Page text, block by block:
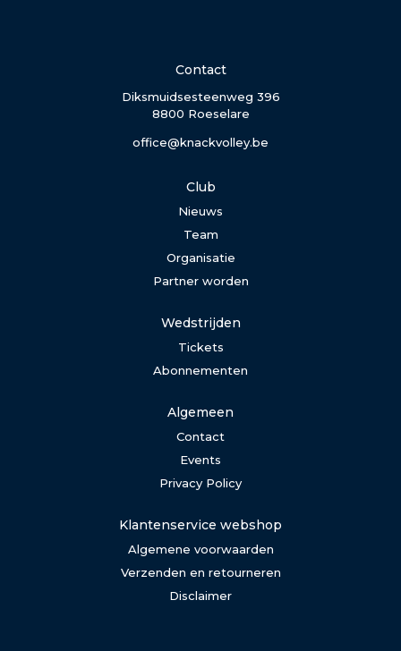
Contact
Diksmuidsesteenweg 396
8800 Roeselare
office@knackvolley.be
Club
Nieuws
Team
Organisatie
Partner worden
Wedstrijden
Tickets
Abonnementen
Algemeen
Contact
Events
Privacy Policy
Klantenservice webshop
Algemene voorwaarden
Verzenden en retourneren
Disclaimer